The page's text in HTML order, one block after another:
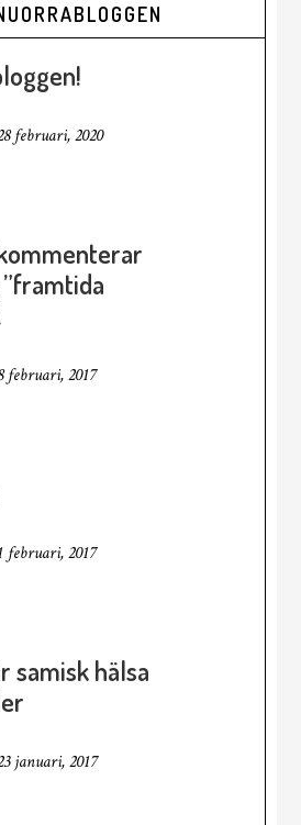
februari, 2020
februari, 2017
februari, 2017
samisk hälsa
januari, 2017